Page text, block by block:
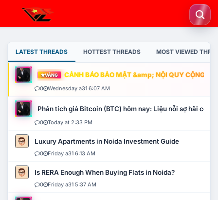
LATEST THREADS HOTTEST THREADS MOST VIEWED
VÀNG CẢNH BÁO BẢO MẬT &amp; NỘI QUY CỘNG
0 Wednesday a31 6:07 AM
Phân tích giá Bitcoin (BTC) hôm nay: Liệu nỗi sợ hãi có
0 Today at 2:33 PM
Luxury Apartments in Noida Investment Guide
0 Friday a31 6:13 AM
Is RERA Enough When Buying Flats in Noida?
0 Friday a31 5:37 AM